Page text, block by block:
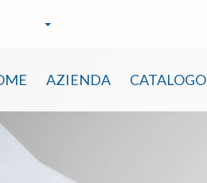
AZIENDA CATALOGO